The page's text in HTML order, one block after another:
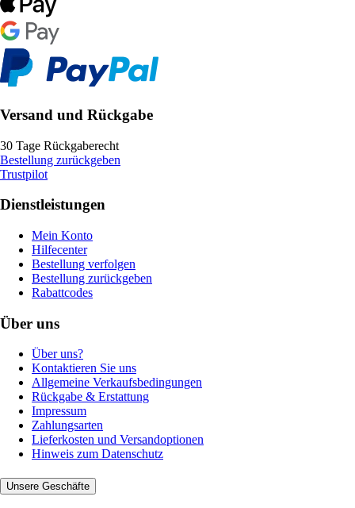
Versand und Rückgabe
30 Tage Rückgaberecht
Bestellung zurückgeben
Trustpilot
Dienstleistungen
Mein Konto
Hilfecenter
Bestellung verfolgen
Bestellung zurückgeben
Rabattcodes
Über uns
Über uns?
Kontaktieren Sie uns
Allgemeine Verkaufsbedingungen
Rückgabe & Erstattung
Impressum
Zahlungsarten
Lieferkosten und Versandoptionen
Hinweis zum Datenschutz
Unsere Geschäfte